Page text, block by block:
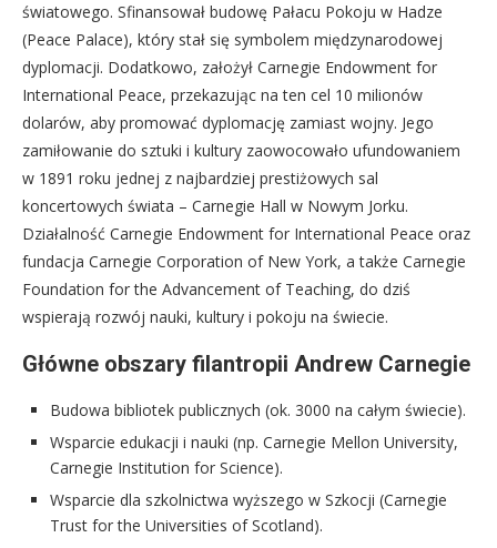
światowego. Sfinansował budowę Pałacu Pokoju w Hadze
(Peace Palace), który stał się symbolem międzynarodowej
dyplomacji. Dodatkowo, założył Carnegie Endowment for
International Peace, przekazując na ten cel 10 milionów
dolarów, aby promować dyplomację zamiast wojny. Jego
zamiłowanie do sztuki i kultury zaowocowało ufundowaniem
w 1891 roku jednej z najbardziej prestiżowych sal
koncertowych świata – Carnegie Hall w Nowym Jorku.
Działalność Carnegie Endowment for International Peace oraz
fundacja Carnegie Corporation of New York, a także Carnegie
Foundation for the Advancement of Teaching, do dziś
wspierają rozwój nauki, kultury i pokoju na świecie.
Główne obszary filantropii Andrew Carnegie
Budowa bibliotek publicznych (ok. 3000 na całym świecie).
Wsparcie edukacji i nauki (np. Carnegie Mellon University,
Carnegie Institution for Science).
Wsparcie dla szkolnictwa wyższego w Szkocji (Carnegie
Trust for the Universities of Scotland).